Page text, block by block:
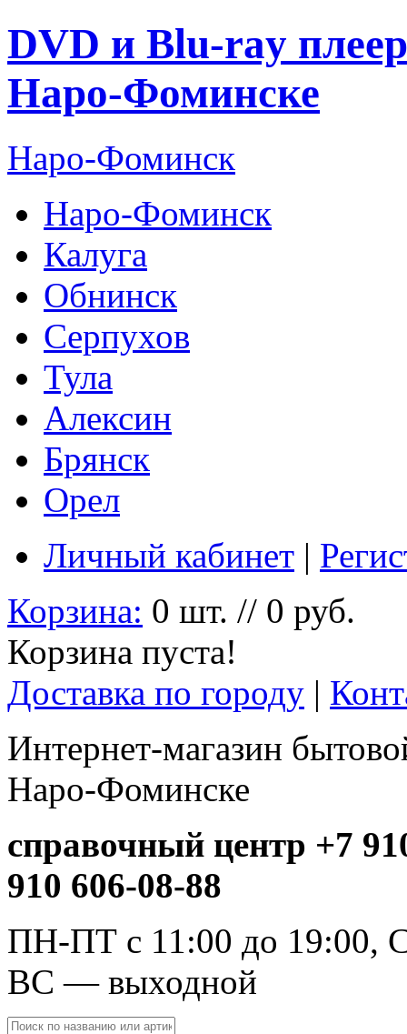
DVD и Blu-ray
Наро-Фоминске
Наро-Фоминск
Наро-Фоминск
Калуга
Обнинск
Серпухов
Тула
Алексин
Брянск
Орел
Личный кабинет |
Корзина: 0 шт. // 0 руб.
Корзина пуста!
Доставка по городу |
Интернет-магазин
Наро-Фоминске
справочный центр +7
910 606-08-88
ПН-ПТ с 11:00 до 19:00,
ВС — выходной